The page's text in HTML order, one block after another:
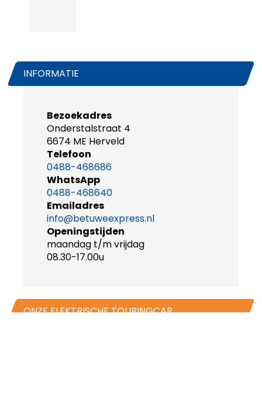
INFORMATIE
Bezoekadres
Onderstalstraat 4
6674 ME Herveld
Telefoon
0488-468686
WhatsApp
0488-468640
Emailadres
info@betuweexpress.nl
Openingstijden
maandag t/m vrijdag
08.30-17.00u
ONZE ELEKTRISCHE TOURINGCAR